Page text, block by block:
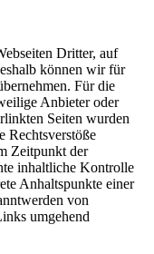
Dritter, auf
können wir für
Für die
Anbieter oder
Seiten wurden
Rechtsverstöße
Zeitpunkt der
inhaltliche Kontrolle
Anhaltspunkte einer
von
umgehend